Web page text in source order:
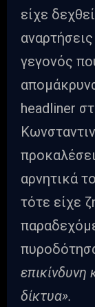
είχε
γεγονός
headliner
αρνητικά
τότε είχε
επικίνδυνη
δίκτυα».